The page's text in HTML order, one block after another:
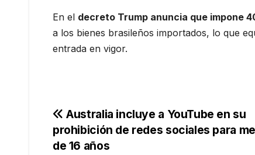
En el decreto Trump anuncia que impone
a los bienes brasileños importados, lo que
entrada en vigor.
Navegación
de
Australia incluye a YouTube en su
prohibición de redes sociales para
de 16 años